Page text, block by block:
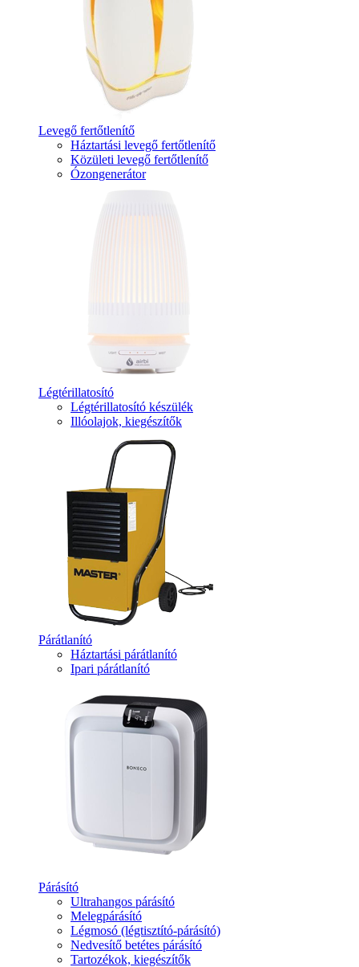
Levegő fertőtlenítő
Háztartási levegő fertőtlenítő
Közületi levegő fertőtlenítő
Ózongenerátor
Légtérillatosító
Légtérillatosító készülék
Illóolajok, kiegészítők
Párátlanító
Háztartási párátlanító
Ipari párátlanító
Párásító
Ultrahangos párásító
Melegpárásító
Légmosó (légtisztító-párásító)
Nedvesítő betétes párásító
Tartozékok, kiegészítők